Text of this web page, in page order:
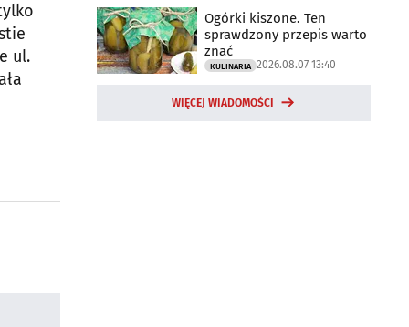
ul.
Ogórki kiszone. Ten
sprawdzony przepis warto
znać
KULINARIA 2026.08.07 13:40
WIĘCEJ WIADOMOŚCI